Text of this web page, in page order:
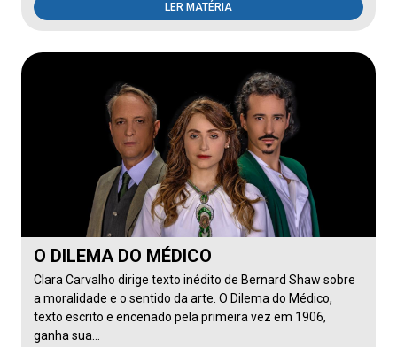
LER MATÉRIA
O DILEMA DO MÉDICO
Clara Carvalho dirige texto inédito de Bernard Shaw sobre
a moralidade e o sentido da arte. O Dilema do Médico,
texto escrito e encenado pela primeira vez em 1906,
ganha sua…